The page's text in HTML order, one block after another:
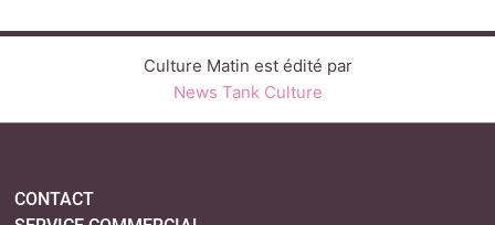
Culture Matin est édité par
News Tank Culture
CONTACT